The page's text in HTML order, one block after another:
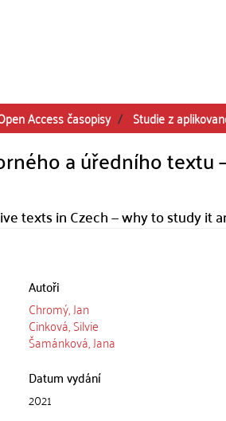
Access časopisy Studie z
a úředního textu
texts in Czech — why to study it
Autoři
Chromý, Jan
Cinková, Silvie
Šamánková, Jana
Datum vydání
2021